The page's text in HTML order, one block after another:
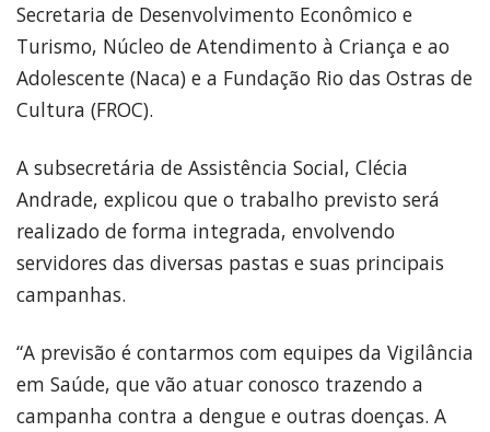
Secretaria de Desenvolvimento Econômico e
Turismo, Núcleo de Atendimento à Criança e ao
Adolescente (Naca) e a Fundação Rio das Ostras de
Cultura (FROC).
A subsecretária de Assistência Social, Clécia
Andrade, explicou que o trabalho previsto será
realizado de forma integrada, envolvendo
servidores das diversas pastas e suas principais
campanhas.
“A previsão é contarmos com equipes da Vigilância
em Saúde, que vão atuar conosco trazendo a
campanha contra a dengue e outras doenças. A